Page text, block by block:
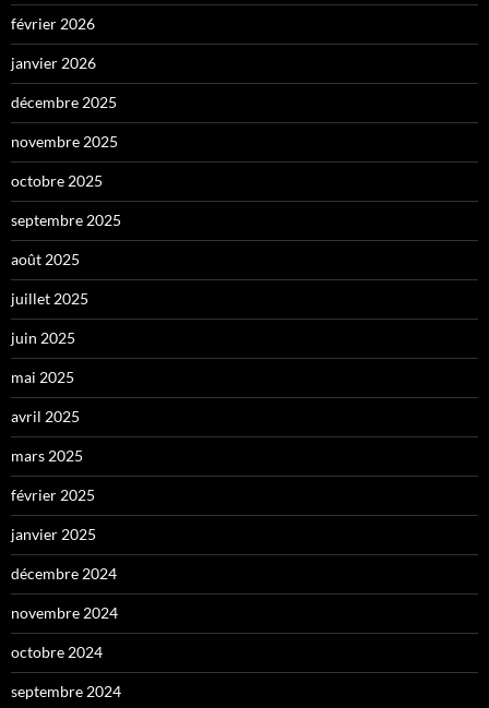
février 2026
janvier 2026
décembre 2025
novembre 2025
octobre 2025
septembre 2025
août 2025
juillet 2025
juin 2025
mai 2025
avril 2025
mars 2025
février 2025
janvier 2025
décembre 2024
novembre 2024
octobre 2024
septembre 2024